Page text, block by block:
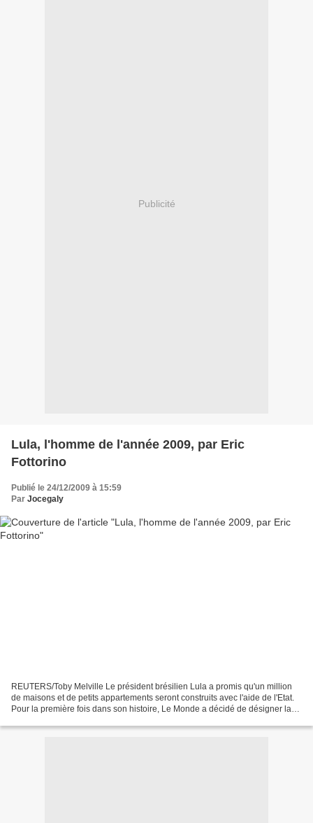
Publicité
Lula, l'homme de l'année 2009, par Eric
Fottorino
Publié le 24/12/2009 à 15:59
Par Jocegaly
REUTERS/Toby Melville Le président brésilien Lula a promis qu'un million
de maisons et de petits appartements seront construits avec l'aide de l'Etat.
Pour la première fois dans son histoire, Le Monde a décidé de désigner la